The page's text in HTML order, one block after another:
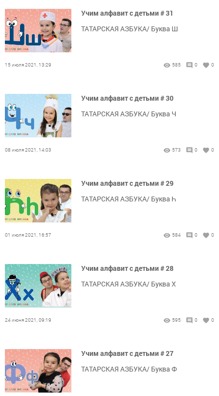
Учим алфавит с детьми # 31
ТАТАРСКАЯ АЗБУКА/ Буква Ш
15 июля 2021, 13:29 585 0 0
Учим алфавит с детьми # 30
ТАТАРСКАЯ АЗБУКА/ Буква Ч
08 июля 2021, 14:03 573 0 0
Учим алфавит с детьми # 29
ТАТАРСКАЯ АЗБУКА/ Буква Һ
01 июля 2021, 16:57 584 0 0
Учим алфавит с детьми # 28
ТАТАРСКАЯ АЗБУКА/ Буква Х
24 июня 2021, 09:19 595 0 0
Учим алфавит с детьми # 27
ТАТАРСКАЯ АЗБУКА/ Буква Ф